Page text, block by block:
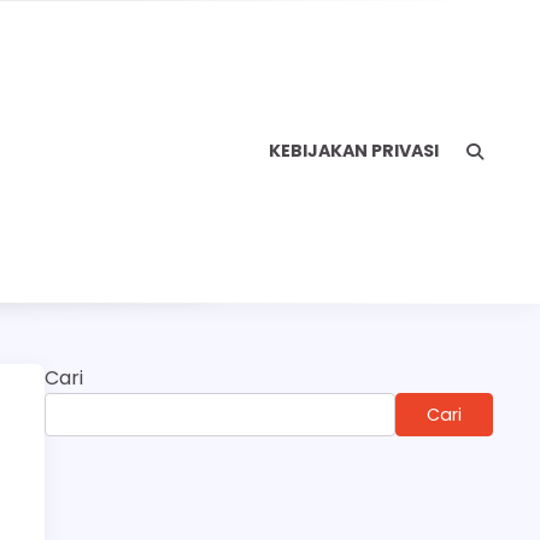
KEBIJAKAN PRIVASI
Cari
Cari